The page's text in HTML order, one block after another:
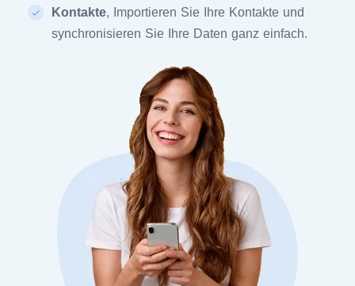
Kontakte, Importieren Sie Ihre Kontakte und
synchronisieren Sie Ihre Daten ganz einfach.